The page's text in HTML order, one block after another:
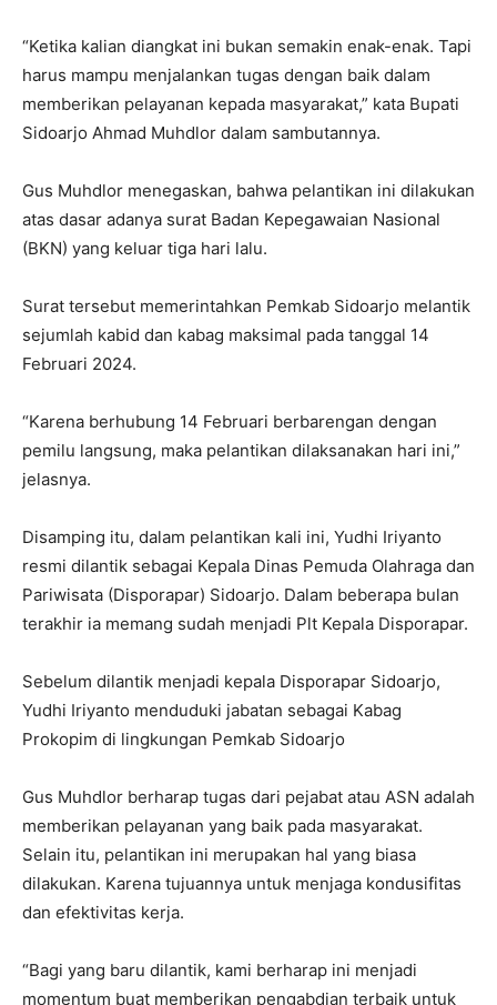
“Ketika kalian diangkat ini bukan semakin enak-enak. Tapi
harus mampu menjalankan tugas dengan baik dalam
memberikan pelayanan kepada masyarakat,” kata Bupati
Sidoarjo Ahmad Muhdlor dalam sambutannya.
Gus Muhdlor menegaskan, bahwa pelantikan ini dilakukan
atas dasar adanya surat Badan Kepegawaian Nasional
(BKN) yang keluar tiga hari lalu.
Surat tersebut memerintahkan Pemkab Sidoarjo melantik
sejumlah kabid dan kabag maksimal pada tanggal 14
Februari 2024.
“Karena berhubung 14 Februari berbarengan dengan
pemilu langsung, maka pelantikan dilaksanakan hari ini,”
jelasnya.
Disamping itu, dalam pelantikan kali ini, Yudhi Iriyanto
resmi dilantik sebagai Kepala Dinas Pemuda Olahraga dan
Pariwisata (Disporapar) Sidoarjo. Dalam beberapa bulan
terakhir ia memang sudah menjadi Plt Kepala Disporapar.
Sebelum dilantik menjadi kepala Disporapar Sidoarjo,
Yudhi Iriyanto menduduki jabatan sebagai Kabag
Prokopim di lingkungan Pemkab Sidoarjo
Gus Muhdlor berharap tugas dari pejabat atau ASN adalah
memberikan pelayanan yang baik pada masyarakat.
Selain itu, pelantikan ini merupakan hal yang biasa
dilakukan. Karena tujuannya untuk menjaga kondusifitas
dan efektivitas kerja.
“Bagi yang baru dilantik, kami berharap ini menjadi
momentum buat memberikan pengabdian terbaik untuk